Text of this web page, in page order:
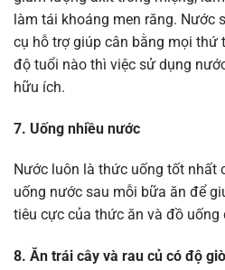
làm tái khoáng men răng. Nước
cụ hỗ trợ giúp cân bằng mọi thứ
độ tuổi nào thì việc sử dụng
hữu ích.
7. Uống nhiều nước
Nước luôn là thức uống tốt nhất
uống nước sau mỗi bữa ăn để
tiêu cực của thức ăn và đồ uống
8. Ăn trái cây và rau củ có độ